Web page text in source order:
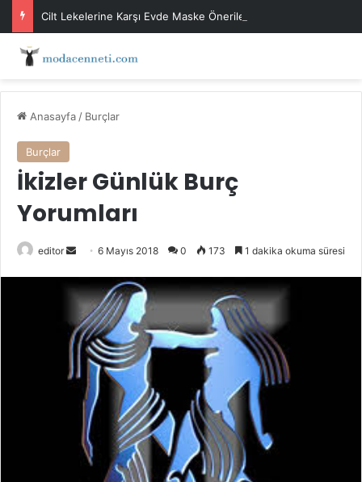
Cilt Lekelerine Karşı Evde Maske Önerileri
Anasayfa / Burçlar
Burçlar
İkizler Günlük Burç
Yorumları
editor
Bir
posta
göndermek
6 Mayıs 2018 0 173 1 dakika okuma süresi